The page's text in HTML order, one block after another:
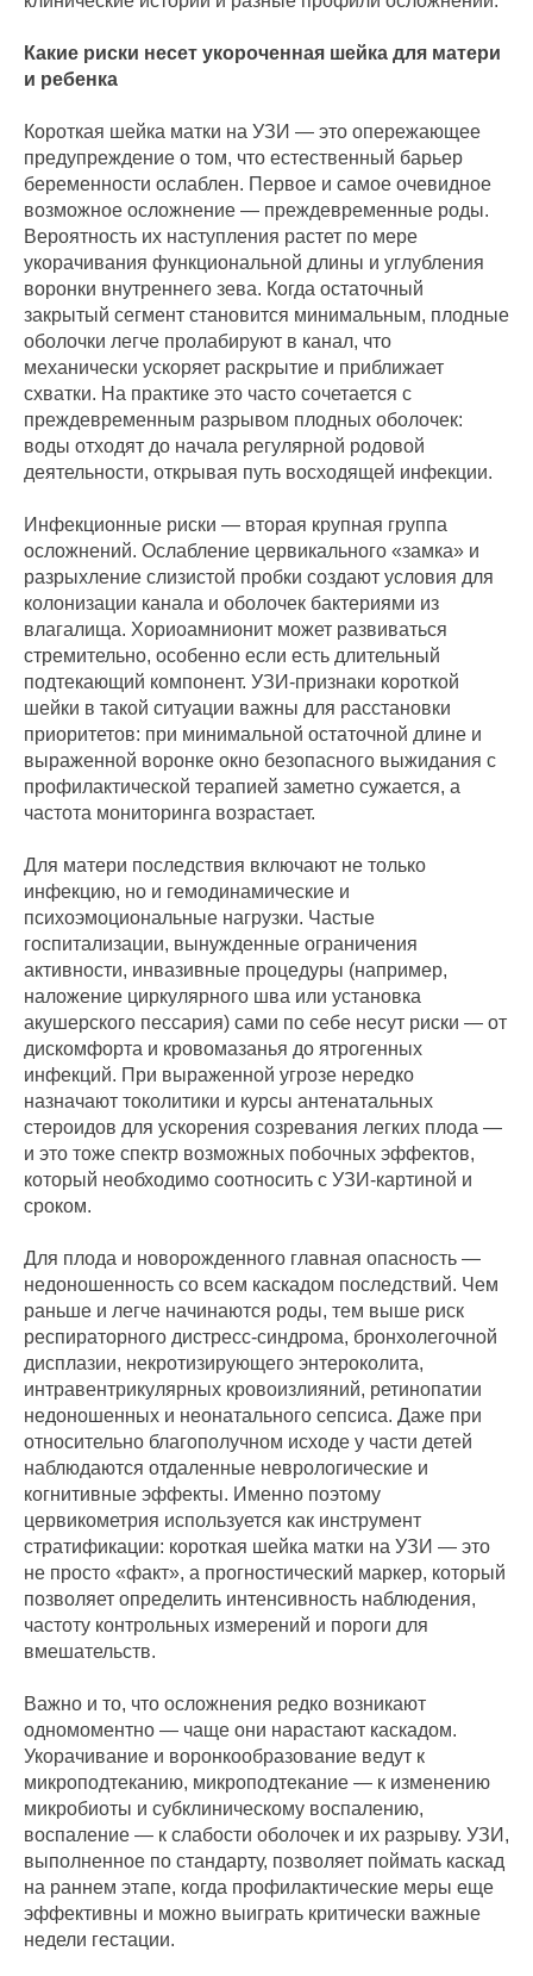
Какие риски несет укороченная шейка для матери
и ребенка
Короткая шейка матки на УЗИ — это опережающее
предупреждение о том, что естественный барьер
беременности ослаблен. Первое и самое очевидное
возможное осложнение — преждевременные роды.
Вероятность их наступления растет по мере
укорачивания функциональной длины и углубления
воронки внутреннего зева. Когда остаточный
закрытый сегмент становится минимальным, плодные
оболочки легче пролабируют в канал, что
механически ускоряет раскрытие и приближает
схватки. На практике это часто сочетается с
преждевременным разрывом плодных оболочек:
воды отходят до начала регулярной родовой
деятельности, открывая путь восходящей инфекции.
Инфекционные риски — вторая крупная группа
осложнений. Ослабление цервикального «замка» и
разрыхление слизистой пробки создают условия для
колонизации канала и оболочек бактериями из
влагалища. Хориоамнионит может развиваться
стремительно, особенно если есть длительный
подтекающий компонент. УЗИ-признаки короткой
шейки в такой ситуации важны для расстановки
приоритетов: при минимальной остаточной длине и
выраженной воронке окно безопасного выжидания с
профилактической терапией заметно сужается, а
частота мониторинга возрастает.
Для матери последствия включают не только
инфекцию, но и гемодинамические и
психоэмоциональные нагрузки. Частые
госпитализации, вынужденные ограничения
активности, инвазивные процедуры (например,
наложение циркулярного шва или установка
акушерского пессария) сами по себе несут риски — от
дискомфорта и кровомазанья до ятрогенных
инфекций. При выраженной угрозе нередко
назначают токолитики и курсы антенатальных
стероидов для ускорения созревания легких плода —
и это тоже спектр возможных побочных эффектов,
который необходимо соотносить с УЗИ-картиной и
сроком.
Для плода и новорожденного главная опасность —
недоношенность со всем каскадом последствий. Чем
раньше и легче начинаются роды, тем выше риск
респираторного дистресс-синдрома, бронхолегочной
дисплазии, некротизирующего энтероколита,
интравентрикулярных кровоизлияний, ретинопатии
недоношенных и неонатального сепсиса. Даже при
относительно благополучном исходе у части детей
наблюдаются отдаленные неврологические и
когнитивные эффекты. Именно поэтому
цервикометрия используется как инструмент
стратификации: короткая шейка матки на УЗИ — это
не просто «факт», а прогностический маркер, который
позволяет определить интенсивность наблюдения,
частоту контрольных измерений и пороги для
вмешательств.
Важно и то, что осложнения редко возникают
одномоментно — чаще они нарастают каскадом.
Укорачивание и воронкообразование ведут к
микроподтеканию, микроподтекание — к изменению
микробиоты и субклиническому воспалению,
воспаление — к слабости оболочек и их разрыву. УЗИ,
выполненное по стандарту, позволяет поймать каскад
на раннем этапе, когда профилактические меры еще
эффективны и можно выиграть критически важные
недели гестации.